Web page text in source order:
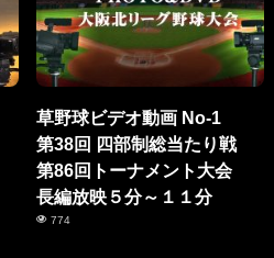
草野球ビデオ動画 No-1
第38回 四部制総当たり戦
第86回トーナメント大会
長編放映５分～１１分
774